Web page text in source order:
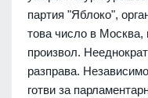
партия "Яблоко",
това число в Москва,
произвол.
разправа.
готви за